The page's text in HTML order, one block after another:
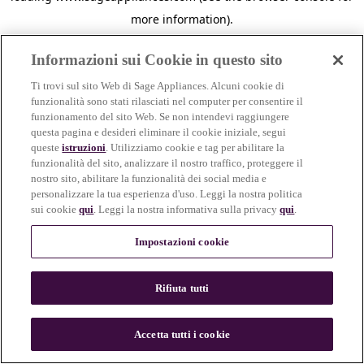
more information).
n
Informazioni sui Cookie in questo sito
Ti trovi sul sito Web di Sage Appliances. Alcuni cookie di
funzionalità sono stati rilasciati nel computer per consentire il
funzionamento del sito Web. Se non intendevi raggiungere
questa pagina e desideri eliminare il cookie iniziale, segui
questeistruzioni. Utilizziamo cookie e tag per abilitare la
funzionalità del sito, analizzare il nostro traffico, proteggere il
nostro sito, abilitare la funzionalità dei social media e
personalizzare la tua esperienza d'uso. Leggi la nostra politica
sui cookiequi. Leggi la nostra informativa sulla privacyqui.
Impostazioni cookie
Rifiuta tutti
Accetta tutti i cookie